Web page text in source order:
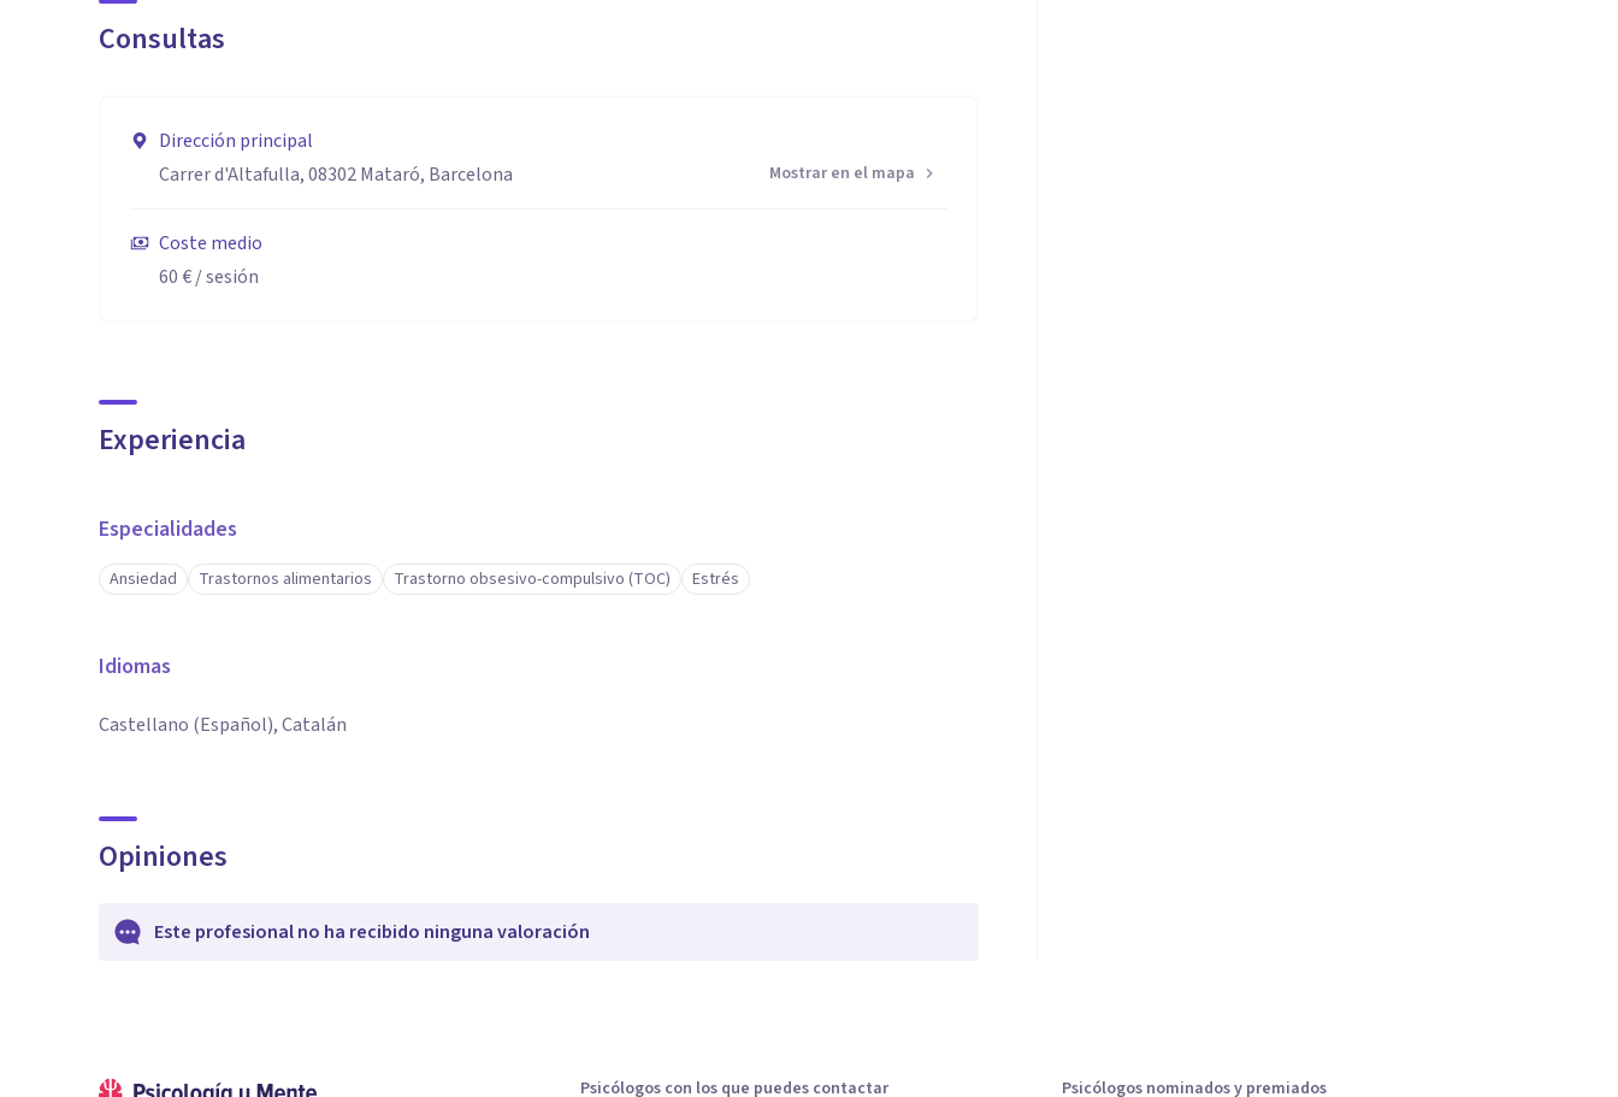
Consultas
Dirección principal
Carrer d'Altafulla, 08302 Mataró, Barcelona
Mostrar en el mapa
Coste medio
60 €/ sesión
Experiencia
Especialidades
Ansiedad Trastornos alimentarios Trastorno obsesivo-compulsivo (TOC) Estrés
Idiomas
Castellano (Español), Catalán
Opiniones
Este profesional no ha recibido ninguna valoración
Psicólogos con los que puedes contactar Psicólogos nominados y premiados